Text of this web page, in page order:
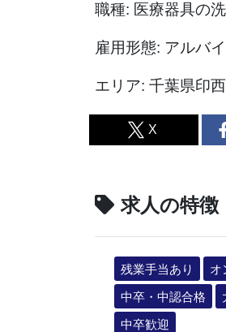
職種: 医療器具の
雇用形態: アルバ
エリア: 千葉県印
X
求人の特徴
残業手当あり オ
中卒・中認合格
中卒歓迎